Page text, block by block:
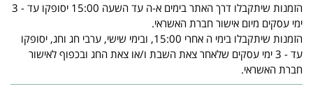
הזמנות שיתקבלו דרך האתר בימים א-ה עד השעה 15:00 יסופקו עד - 3
ימי עסקים מיום אישור חברת האשראי.
הזמנות שיתקבלו בימי ה אחרי 15:00, ובימי שישי, ערבי חג וחג, יסופקו
עד - 3 ימי עסקים שלאחר צאת השבת ו/או צאת החג ובכפוף לאישור
חברת האשראי.